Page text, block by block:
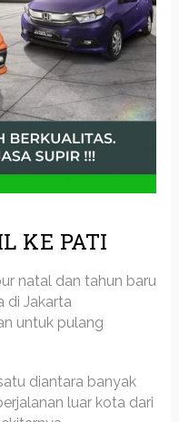
KE PATI
natal dan tahun baru
di Jakarta
untuk pulang
diantara banyak
luar kota dari